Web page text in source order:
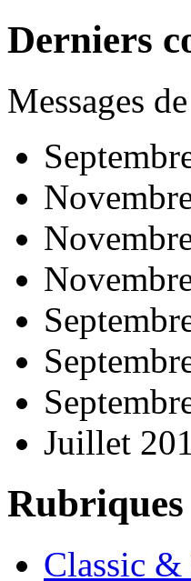
Derniers
Messages
Juillet
Rubriques
Classic &